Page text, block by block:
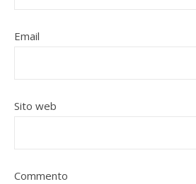
Email
Sito web
Commento